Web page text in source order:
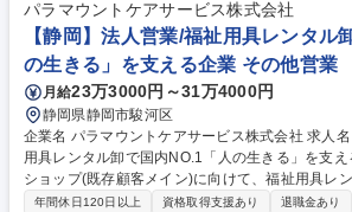
パラマウントケアサービス株式会社
【静岡】法人営業/福祉用具レンタル
の生きる」を支える企業 その他営業
月給23万3000円～31万4000円
静岡県静岡市駿河区
企業名 パラマウントケアサービス株式会社 求人名 【静岡】法人営業/福祉
用具レンタル卸で国内NO.1「人の生きる」を支える企業 仕事の
ショップ(既存顧客メイン)に向けて、福祉用具レ
を行っていただきます。レンタル品の荷積みや手
年間休日120日以上 資格取得支援あり 退職金あり